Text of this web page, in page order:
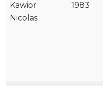
Kawior
Nicolas
1983